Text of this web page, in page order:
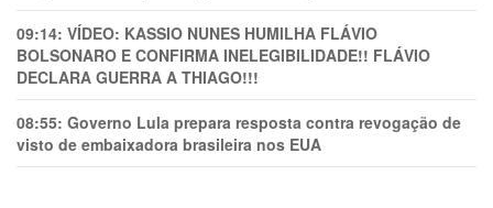
09:14: VÍDEO: KASSIO NUNES HUMlLHA FLÁVIO
BOLSONARO E CONFIRMA INELEGIBILIDADE!! FLÁVIO
DECLARA GUERRA A THIAGO!!!
08:55: Governo Lula prepara resposta contra revogação de
visto de embaixadora brasileira nos EUA